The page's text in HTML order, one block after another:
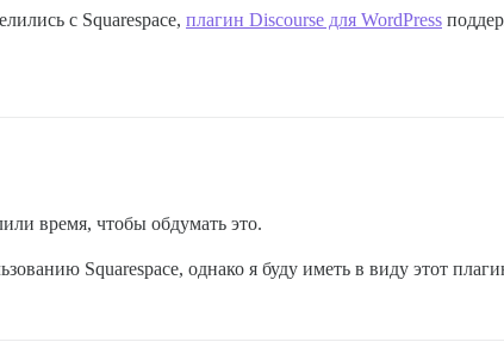
с Squarespace, плагин Discourse для WordPress
время, чтобы обдумать это.
Squarespace, однако я буду иметь в виду этот